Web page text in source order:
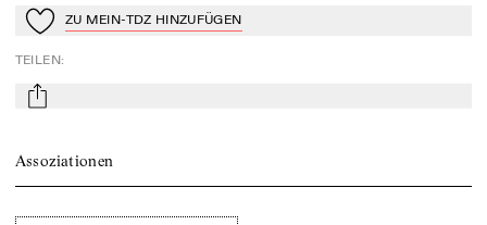
Zu Mein-TdZ hinzufügen
ZU MEIN-TDZ HINZUFÜGEN
TEILEN:
mail
Assoziationen